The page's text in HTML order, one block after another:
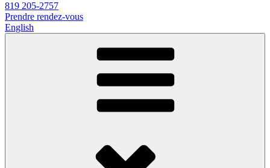
819 205-2757
Prendre rendez-vous
English